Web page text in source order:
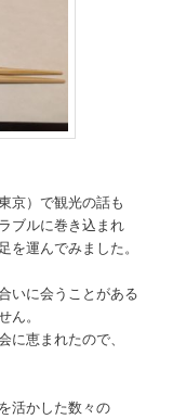
京）で観光の話も
ブルに巻き込まれ
を運んでみました。
いに会うことがある
。
恵まれたので、
活かした数々の